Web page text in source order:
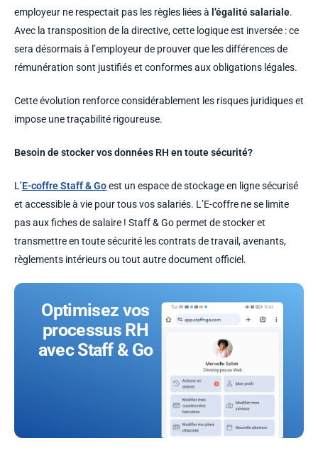
employeur ne respectait pas les règles liées à l’égalité salariale.
Avec la transposition de la directive, cette logique est inversée : ce
sera désormais à l’employeur de prouver que les différences de
rémunération sont justifiés et conformes aux obligations légales.
Cette évolution renforce considérablement les risques juridiques et
impose une traçabilité rigoureuse.
Besoin de stocker vos données RH en toute sécurité?
L’E-coffre Staff & Goest un espace de stockage en ligne sécurisé
et accessible à vie pour tous vos salariés. L’E-coffre ne se limite
pas aux fiches de salaire ! Staff & Go permet de stocker et
transmettre en toute sécurité les contrats de travail, avenants,
règlements intérieurs ou tout autre document officiel.
Optimisez vos
processus RH
avec Staff & Go